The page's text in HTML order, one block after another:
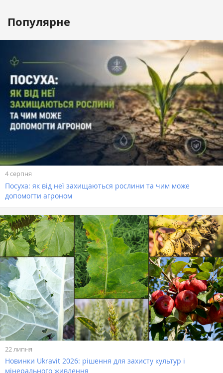
Популярне
4 серпня
Посуха: як від неї захищаються рослини та чим може
допомогти агроном
22 липня
Новинки Ukravit 2026: рішення для захисту культур і
мінерального живлення